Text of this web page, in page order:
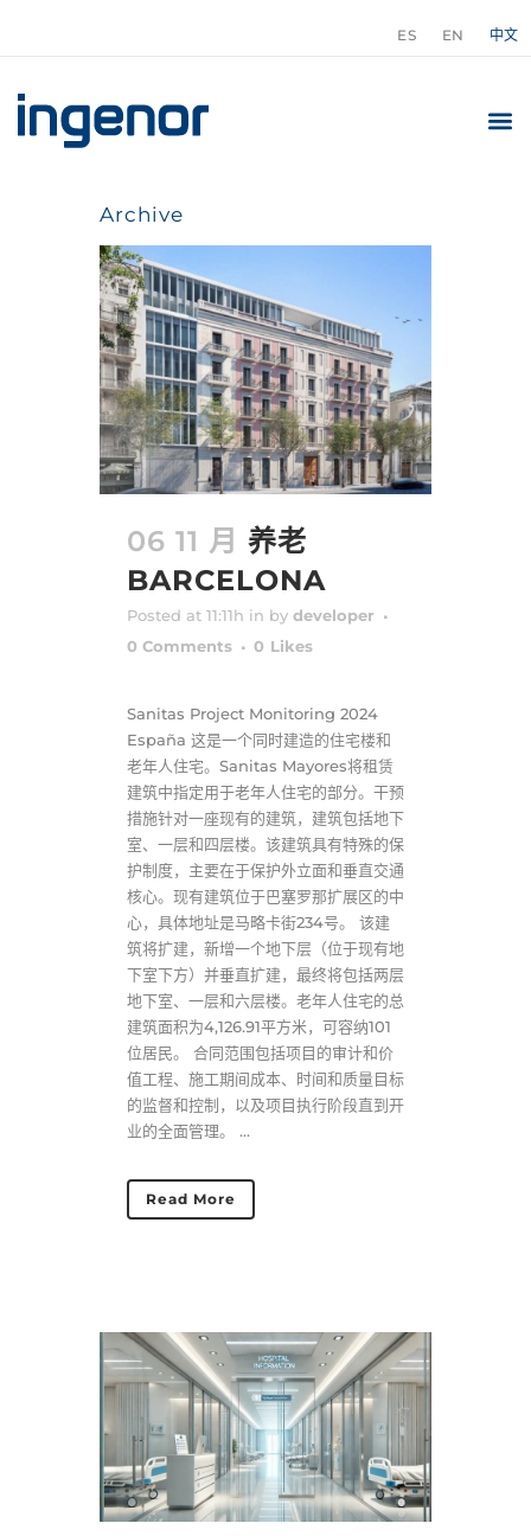
ES EN 中文
Archive
06 11 月 养老
BARCELONA
Posted at 11:11h in by developer
0 Comments
0 Likes
Sanitas Project Monitoring 2024
España 这是一个同时建造的住宅楼和
老年人住宅。Sanitas Mayores将租赁
建筑中指定用于老年人住宅的部分。干预
措施针对一座现有的建筑，建筑包括地下
室、一层和四层楼。该建筑具有特殊的保
护制度，主要在于保护外立面和垂直交通
核心。现有建筑位于巴塞罗那扩展区的中
心，具体地址是马略卡街234号。 该建
筑将扩建，新增一个地下层（位于现有地
下室下方）并垂直扩建，最终将包括两层
地下室、一层和六层楼。老年人住宅的总
建筑面积为4,126.91平方米，可容纳101
位居民。 合同范围包括项目的审计和价
值工程、施工期间成本、时间和质量目标
的监督和控制，以及项目执行阶段直到开
业的全面管理。 ...
Read More